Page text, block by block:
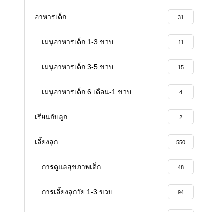
อาหารเด็ก 31
เมนูอาหารเด็ก 1-3 ขวบ 11
เมนูอาหารเด็ก 3-5 ขวบ 15
เมนูอาหารเด็ก 6 เดือน-1 ขวบ 4
เรียนกับลูก 2
เลี้ยงลูก 550
การดูแลสุขภาพเด็ก 48
การเลี้ยงลูกวัย 1-3 ขวบ 94